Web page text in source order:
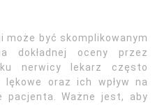
może być skomplikowanym
dokładnej oceny przez
nerwicy lekarz często
oraz ich wpływ na
pacjenta. Ważne jest, aby